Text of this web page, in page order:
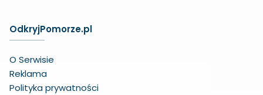
OdkryjPomorze.pl
O Serwisie
Reklama
Polityka prywatności